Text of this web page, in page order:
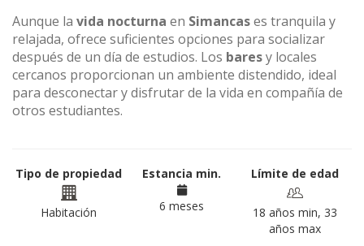
Aunque la vida nocturna en Simancases tranquila y
relajada, ofrece suficientes opciones para socializar
después de un día de estudios. Los baresy locales
cercanos proporcionan un ambiente distendido, ideal
para desconectar y disfrutar de la vida en compañía de
otros estudiantes.
Tipo de propiedad
Habitación
Estancia min.
6 meses
Límite de edad
18 años min, 33
años max